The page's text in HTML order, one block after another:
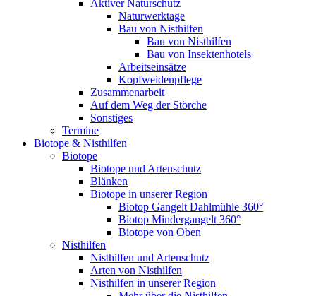
Aktiver Naturschutz
Naturwerktage
Bau von Nisthilfen
Bau von Nisthilfen
Bau von Insektenhotels
Arbeitseinsätze
Kopfweidenpflege
Zusammenarbeit
Auf dem Weg der Störche
Sonstiges
Termine
Biotope & Nisthilfen
Biotope
Biotope und Artenschutz
Blänken
Biotope in unserer Region
Biotop Gangelt Dahlmühle 360°
Biotop Mindergangelt 360°
Biotope von Oben
Nisthilfen
Nisthilfen und Artenschutz
Arten von Nisthilfen
Nisthilfen in unserer Region